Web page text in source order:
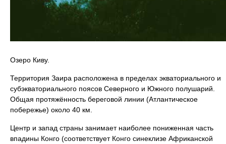
Озеро Киву.
Территория Заира расположена в пределах экваториального и
субэкваториального поясов Северного и Южного полушарий.
Общая протяжённость береговой линии (Атлантическое
побережье) около 40 км.
Центр и запад страны занимает наиболее пониженная часть
впадины Конго (соответствует Конго синеклизе Африканской